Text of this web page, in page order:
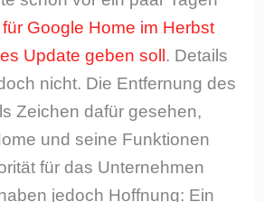
für Google Home im Herbst
Update geben soll . Details
nicht. Die Entfernung des
Zeichen dafür gesehen,
und seine Funktionen
für das Unternehmen
jedoch Hoffnung: Ein